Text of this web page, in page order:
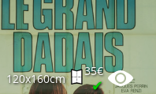
120x160cm
35€
✔